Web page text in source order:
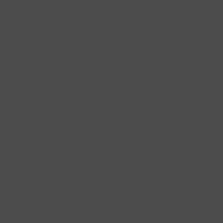
Blickfang. Sie wird nur circa 3 Meter groß
Gärten, wo sie mit ihrer exotischen
lösen sich dekorativ ab. Dies macht den Stamm
Blattrand. Das markante Blatt glänzt im
und Bronze schmücken nun die Krone und bringen